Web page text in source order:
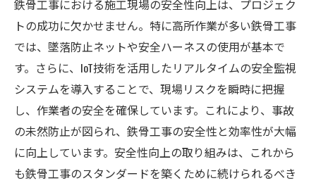
鉄骨工事における施工現場の安全性向上は、プロジェク
トの成功に欠かせません。特に高所作業が多い鉄骨工事
では、墜落防止ネットや安全ハーネスの使用が基本で
す。さらに、IoT技術を活用したリアルタイムの安全監視
システムを導入することで、現場リスクを瞬時に把握
し、作業者の安全を確保しています。これにより、事故
の未然防止が図られ、鉄骨工事の安全性と効率性が大幅
に向上しています。安全性向上の取り組みは、これから
も鉄骨工事のスタンダードを築くために続けられるべき